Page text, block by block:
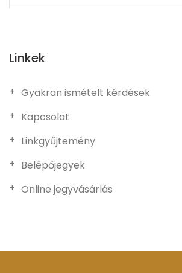
Linkek
Gyakran ismételt kérdések
Kapcsolat
Linkgyűjtemény
Belépőjegyek
Online jegyvásárlás